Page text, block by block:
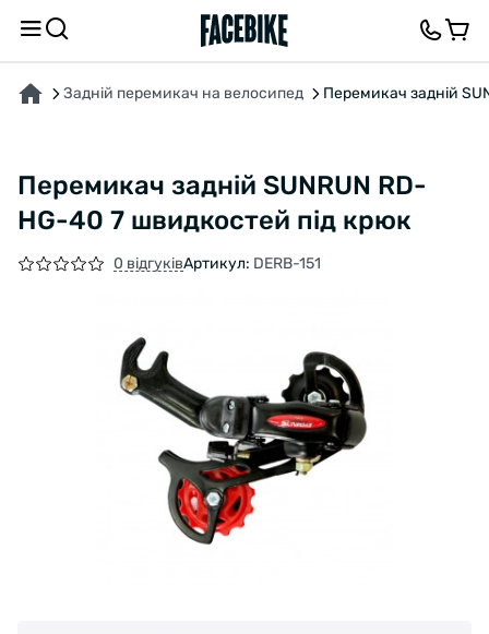
Задній перемикач на велосипед Перемикач задній
Перемикач задній SUNRUN RD-
HG-40 7 швидкостей під крюк
0 відгуківАртикул: DERB-151
ПРО ТОВАР ХАРАКТЕРИСТИКИВІДГУКИ ТА ЗАПИТАННЯ